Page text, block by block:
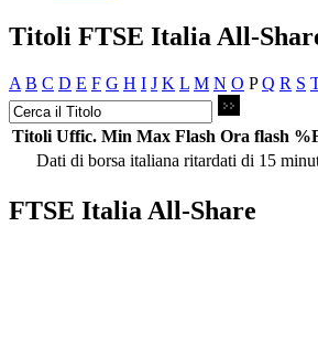
Titoli FTSE Italia All-
A B C D E F G H I J K L M N O PQ R S
Titoli Uffic. Min Max Flash Ora flash
Dati di borsa italiana ritardati di 15
FTSE Italia All-Share